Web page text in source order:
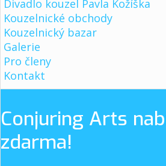
Divadlo kouzel Pavla Kožíška
Kouzelnické obchody
Kouzelnický bazar
Galerie
Pro členy
Kontakt
Conjuring Arts
zdarma!